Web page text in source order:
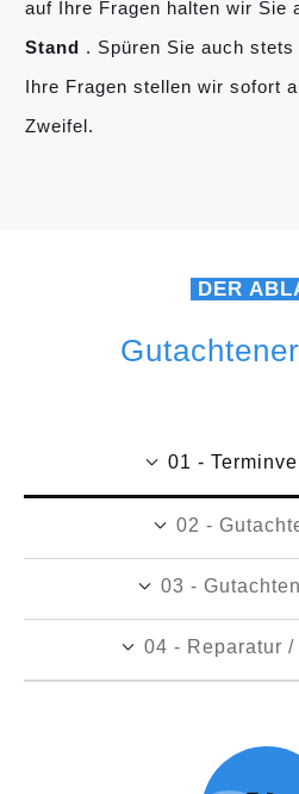
auf Ihre Fragen halten wir Sie
Stand . Spüren Sie auch
Ihre Fragen stellen wir sofort
Zweifel.
DER
01 -
02 -
03 -
04 - Reparatur /